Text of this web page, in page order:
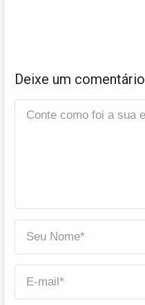
Deixe um comentário